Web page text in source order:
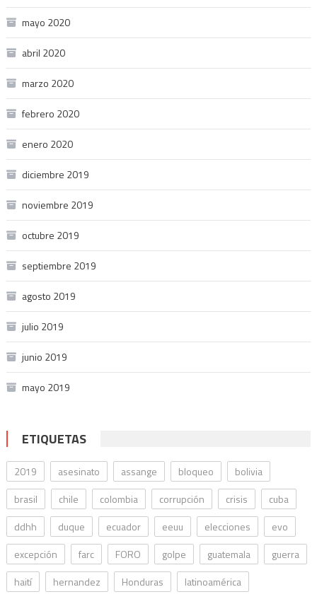
mayo 2020
abril 2020
marzo 2020
febrero 2020
enero 2020
diciembre 2019
noviembre 2019
octubre 2019
septiembre 2019
agosto 2019
julio 2019
junio 2019
mayo 2019
ETIQUETAS
2019 asesinato assange bloqueo
bolivia
brasil
chile colombia corrupción crisis
cuba
ddhh
duque ecuador eeuu elecciones
evo
excepción
farc FORO golpe guatemala
guerra
haití
hernandez Honduras latinoamérica